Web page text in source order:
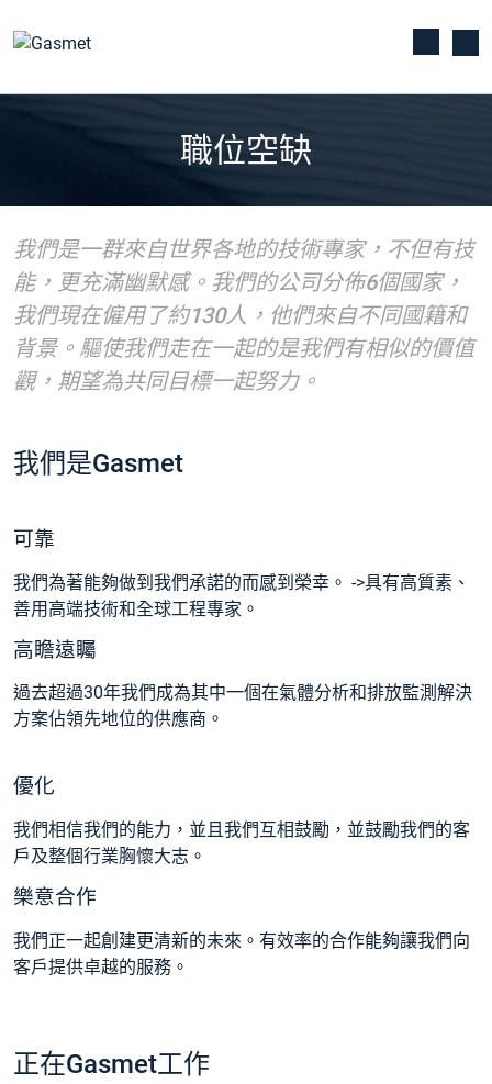
職位空缺
我們是一群來自世界各地的技術專家，不但有技
能，更充滿幽默感。我們的公司分佈6個國家，
我們現在僱用了約130人，他們來自不同國籍和
背景。驅使我們走在一起的是我們有相似的價值
觀，期望為共同目標一起努力。
我們是Gasmet
可靠
我們為著能夠做到我們承諾的而感到榮幸。 ->具有高質素、
善用高端技術和全球工程專家。
高瞻遠矚
過去超過30年我們成為其中一個在氣體分析和排放監測解決
方案佔領先地位的供應商。
優化
我們相信我們的能力，並且我們互相鼓勵，並鼓勵我們的客
戶及整個行業胸懷大志。
樂意合作
我們正一起創建更清新的未來。有效率的合作能夠讓我們向
客戶提供卓越的服務。
正在Gasmet工作